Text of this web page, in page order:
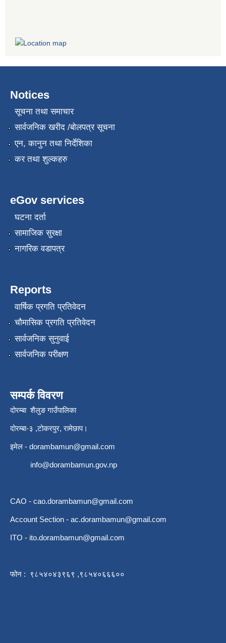
Notices
सूचना तथा समाचार
सार्वजनिक खरीद /बोलपत्र सूचना
एन, कानुन तथा निर्देशिका
कर तथा शुल्कहरु
eGov services
घटना दर्ता
सामाजिक सुरक्षा
नागरिक वडापत्र
Reports
वार्षिक प्रगति प्रतिवेदन
चौमासिक प्रगति प्रतिवेदन
सार्वजनिक सुनुवाई
सार्वजनिक परीक्षण
सम्पर्क विवरण
दोरम्बा शैलुङ गाउँपालिका
दोरम्बा-३ ,टोकरपुर, रामेछाप।
इमेल - dorambamun@gmail.com
info@dorambamun.gov.np
CAO - cao.dorambamun@gmail.com
Account Section - ac.dorambamun@gmail.com
ITO - ito.dorambamun@gmail.com
फोन : ९८५४०४३९६९ ,९८५४०६६६००